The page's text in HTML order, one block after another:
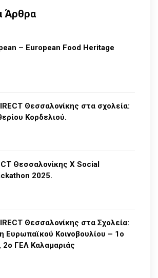
Άρθρα
– European Food Heritage
Θεσσαλονίκης στα σχολεία:
Κορδελιού.
Θεσσαλονίκης Χ Social
2025.
Θεσσαλονίκης στα Σχολεία:
Ευρωπαϊκού Κοινοβουλίου – 1ο
2ο ΓΕΛ Καλαμαριάς